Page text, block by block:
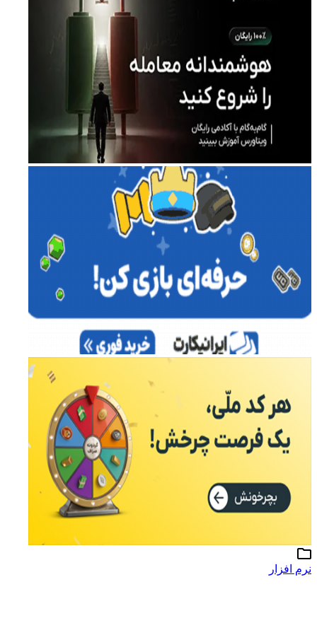
نرم افزار